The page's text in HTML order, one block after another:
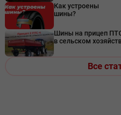
Как устроены
шины?
Шины на прицеп
в сельском
Все